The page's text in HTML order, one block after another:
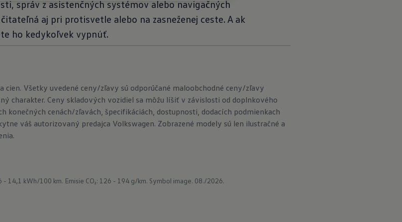
správ z asistenčných systémov alebo navigačných
aj pri protisvetle alebo na zasneženej ceste. A ak
ho kedykoľvek vypnúť.
cien. Všetky uvedené ceny/zľavy sú odporúčané maloobchodné ceny/zľavy
charakter. Ceny skladových vozidiel sa môžu líšiť v závislosti od doplnkového
konečných cenách/zľavách, špecifikáciách, dostupnosti, dodacích podmienkach
váš autorizovaný predajca Volkswagen. Zobrazené modely sú len ilustračné a
- 14,1 kWh/100 km. Emisie CO₂: 126 - 194 g/km. Symbol image. 08./2026.